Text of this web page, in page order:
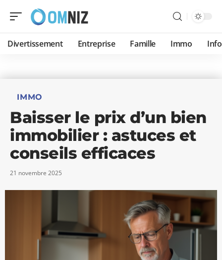
Divertissement Entreprise Famille Immo
IMMO
Baisser le prix d’un bien
immobilier : astuces et
conseils efficaces
21 novembre 2025